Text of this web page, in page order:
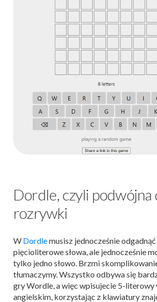
Dordle, czyli podwójna
rozrywki
W Dordlemusisz jednocześnie
pięcioliterowe słowa, ale jednocześnie
tylko jedno słowo. Brzmi
tłumaczymy. Wszystko odbywa się
gry Wordle, a więc wpisujecie 5-literowy
angielskim, korzystając z klawiatury